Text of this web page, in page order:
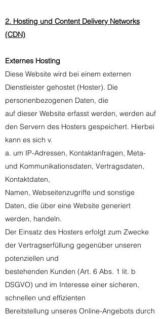
2. Hosting und Content Delivery Networks
(CDN)
Externes Hosting
Diese Website wird bei einem externen
Dienstleister gehostet (Hoster). Die
personenbezogenen Daten, die
auf dieser Website erfasst werden, werden auf
den Servern des Hosters gespeichert. Hierbei
kann es sich v.
a. um IP-Adressen, Kontaktanfragen, Meta-
und Kommunikationsdaten, Vertragsdaten,
Kontaktdaten,
Namen, Webseitenzugriffe und sonstige
Daten, die über eine Website generiert
werden, handeln.
Der Einsatz des Hosters erfolgt zum Zwecke
der Vertragserfüllung gegenüber unseren
potenziellen und
bestehenden Kunden (Art. 6 Abs. 1 lit. b
DSGVO) und im Interesse einer sicheren,
schnellen und effizienten
Bereitstellung unseres Online-Angebots durch